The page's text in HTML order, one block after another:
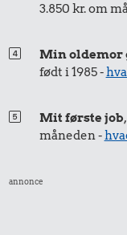
3.850 kr. om
Min oldemor
født i 1985 -
Mit første job
måneden -
annonce